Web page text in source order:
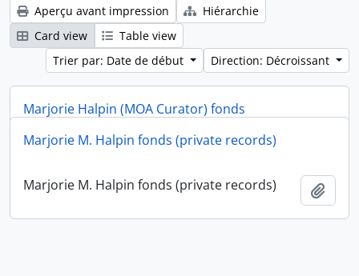
Aperçu avant impression
Hiérarchie
Card view
Table view
Trier par: Date de début
Direction: Décroissant
Marjorie Halpin (MOA Curator) fonds
Marjorie Halpin (MOA Curator) fonds
Marjorie M. Halpin fonds (private records)
Marjorie M. Halpin fonds (private records)